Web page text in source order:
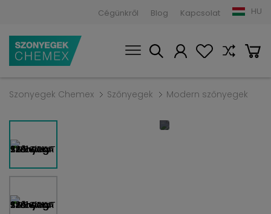
Cégünkről Blog Kapcsolat HU
Szonyegek Chemex Szőnyegek Modern szőnyegek